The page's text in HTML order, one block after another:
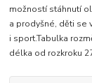
možností stáhnutí
a prodyšné, děti se
i sport.Tabulka
délka od rozkroku